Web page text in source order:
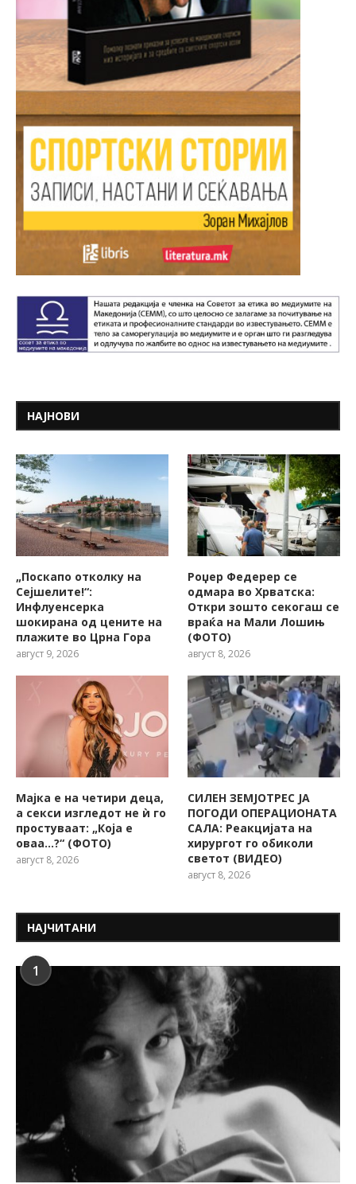
НАЈНОВИ
„Поскапо отколку на
Сејшелите!“:
Инфлуенсерка
шокирана од цените на
плажите во Црна Гора
август 9, 2026
Роџер Федерер се
одмара во Хрватска:
Откри зошто секогаш се
враќа на Мали Лошињ
(ФОТО)
август 8, 2026
Мајка е на четири деца,
а секси изгледот не ѝ го
простуваат: „Која е
оваа…?“ (ФОТО)
август 8, 2026
СИЛЕН ЗЕМЈОТРЕС ЈА
ПОГОДИ ОПЕРАЦИОНАТА
САЛА: Реакцијата на
хирургот го обиколи
светот (ВИДЕО)
август 8, 2026
НАЈЧИТАНИ
1